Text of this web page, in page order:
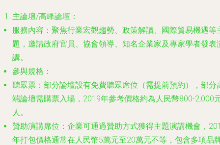
主論壇/高峰論壇：
服務內容 ：聚焦行業宏觀趨勢、政策解讀、國際貿易機遇等
題，邀請政府官員、協會領導、知名企業家及專家學者發表
講。
參與規格 ：
聽眾票 ：部分論壇設有免費聽眾席位（需提前預約），部分
端論壇需購票入場，2019年參考價格約為人民幣800-2,000
人。
贊助演講席位 ：企業可通過贊助方式獲得主題演講機會，
年打包價格通常在人民幣5萬元至20萬元不等，包含多項品